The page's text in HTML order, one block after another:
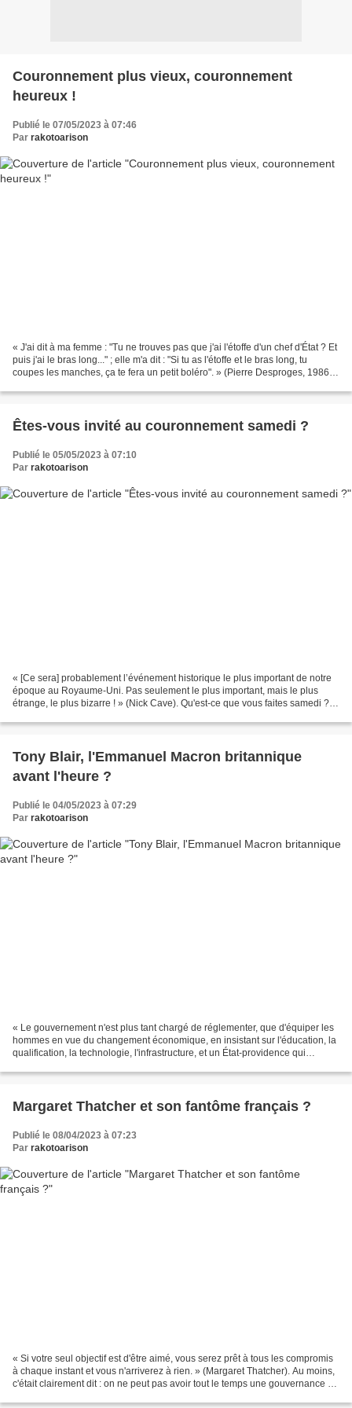
Couronnement plus vieux, couronnement
heureux !
Publié le 07/05/2023 à 07:46
Par rakotoarison
« J'ai dit à ma femme : "Tu ne trouves pas que j'ai l'étoffe d'un chef d'État ? Et
puis j'ai le bras long..." ; elle m'a dit : "Si tu as l'étoffe et le bras long, tu
coupes les manches, ça te fera un petit boléro". » (Pierre Desproges, 1986).
Êtes-vous invité au couronnement samedi ?
Publié le 05/05/2023 à 07:10
Par rakotoarison
« [Ce sera] probablement l’événement historique le plus important de notre
époque au Royaume-Uni. Pas seulement le plus important, mais le plus
étrange, le plus bizarre ! » (Nick Cave). Qu'est-ce que vous faites samedi ?
Tony Blair, l'Emmanuel Macron britannique
avant l'heure ?
Publié le 04/05/2023 à 07:29
Par rakotoarison
« Le gouvernement n'est plus tant chargé de réglementer, que d'équiper les
hommes en vue du changement économique, en insistant sur l'éducation, la
qualification, la technologie, l'infrastructure, et un État-providence qui
Margaret Thatcher et son fantôme français ?
Publié le 08/04/2023 à 07:23
Par rakotoarison
« Si votre seul objectif est d'être aimé, vous serez prêt à tous les compromis
à chaque instant et vous n'arriverez à rien. » (Margaret Thatcher). Au moins,
c'était clairement dit : on ne peut pas avoir tout le temps une gouvernance de